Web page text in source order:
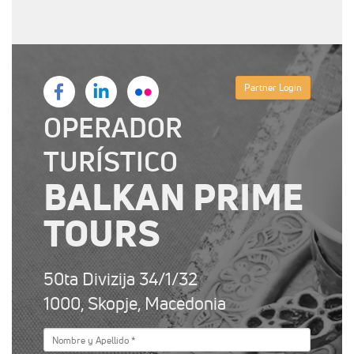
Partner Login
OPERADOR
TURÍSTICO
BALKAN PRIME
TOURS
50ta Divizija 34/1/32
1000, Skopje, Macedonia